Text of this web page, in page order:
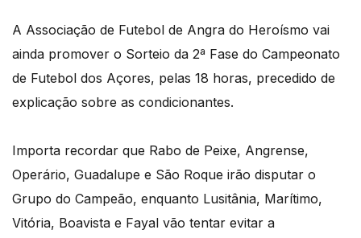
A Associação de Futebol de Angra do Heroísmo vai
ainda promover o Sorteio da 2ª Fase do Campeonato
de Futebol dos Açores, pelas 18 horas, precedido de
explicação sobre as condicionantes.
Importa recordar que Rabo de Peixe, Angrense,
Operário, Guadalupe e São Roque irão disputar o
Grupo do Campeão, enquanto Lusitânia, Marítimo,
Vitória, Boavista e Fayal vão tentar evitar a